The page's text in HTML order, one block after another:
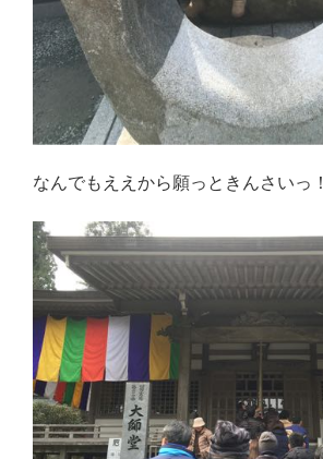
なんでもええから願っときんさいっ！